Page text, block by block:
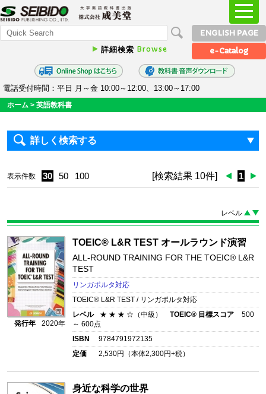
詳細検索 Browse
ENGLISH PAGE
e-Catalog
電話受付時間：平日 月～金 10:00～12:00、13:00～17:00
ホーム > 英語教科書
詳しく検索する
表示件数 30 50 100 [検索結果 10件] 1
レベル
発行年 2020年
TOEIC® L&R TEST オールラウンド演習
ALL-ROUND TRAINING FOR THE TOEIC® L&R
TEST
リンガポルタ対応
TOEIC® L&R TEST / リンガポルタ対応
レベル
★ ★ ★ ☆（中級） TOEIC® 目標スコア
500
～ 600点
ISBN
9784791972135
定価
2,530円（本体2,300円+税）
身近な科学の世界